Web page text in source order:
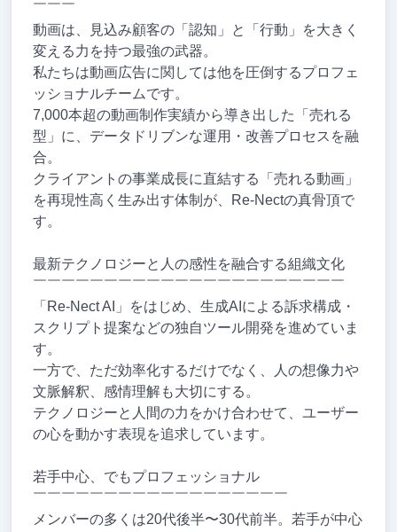
￣￣￣
動画は、見込み顧客の「認知」と「行動」を大きく
変える力を持つ最強の武器。
私たちは動画広告に関しては他を圧倒するプロフェ
ッショナルチームです。
7,000本超の動画制作実績から導き出した「売れる
型」に、データドリブンな運用・改善プロセスを融
合。
クライアントの事業成長に直結する「売れる動画」
を再現性高く生み出す体制が、Re-Nectの真骨頂で
す。
最新テクノロジーと人の感性を融合する組織文化
￣￣￣￣￣￣￣￣￣￣￣￣￣￣￣￣￣￣￣￣￣￣
「Re-Nect AI」をはじめ、生成AIによる訴求構成・
スクリプト提案などの独自ツール開発を進めていま
す。
一方で、ただ効率化するだけでなく、人の想像力や
文脈解釈、感情理解も大切にする。
テクノロジーと人間の力をかけ合わせて、ユーザー
の心を動かす表現を追求しています。
若手中心、でもプロフェッショナル
￣￣￣￣￣￣￣￣￣￣￣￣￣￣￣￣￣￣
メンバーの多くは20代後半〜30代前半。若手が中心